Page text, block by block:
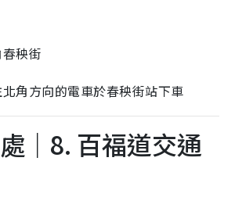
秧街
角方向的電車於春秧街站下車
｜8. 百福道交通